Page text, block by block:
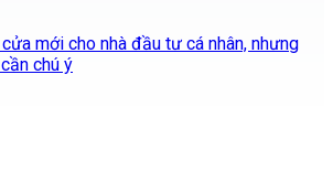
mới cho nhà đầu tư cá nhân, nhưng
chú ý